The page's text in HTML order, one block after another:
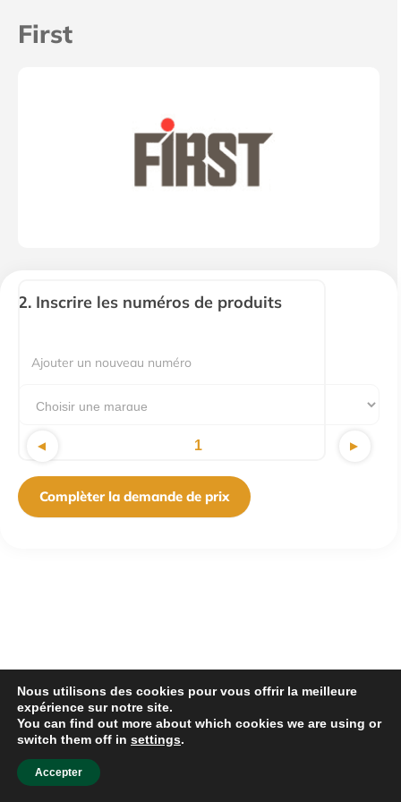
First
de
2. Inscrire les numéros de produits
1 ▲
▼
Complèter la demande de prix
Nous utilisons des cookies pour vous offrir la meilleure
expérience sur notre site.
You can find out more about which cookies we are using or
switch them off in settings.
Accepter